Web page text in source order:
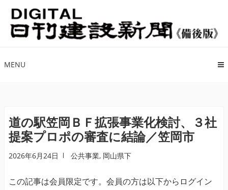
ナ
ビ
ゲ
シ
ス
キ
ッ
プ
コ
ン
テ
ツ
ッ
プ
MENU
道の駅笠岡ＢＦ拡張事業化検討、３社
提案プロポの審査に結論／笠岡市
2026年6月24日 公共事業, 岡山県下
この記事は会員限定です。会員の方は以下からログイン